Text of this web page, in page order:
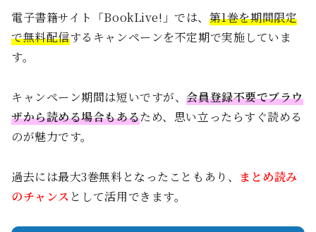
電子書籍サイト「BookLive!」では、 第1巻を期間限定
で無料配信するキャンペーンを不定期で実施していま
す。
キャンペーン期間は短いですが、会員登録不要でブラウ
ザから読める場合もあるため、思い立ったらすぐ読める
のが魅力です。
過去には最大3巻無料となったこともあり、 まとめ読み
のチャンス として活用できます。